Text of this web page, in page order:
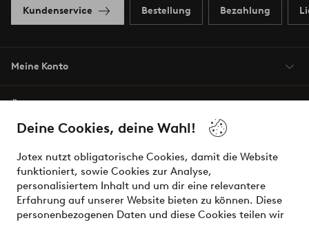
Deine Cookies, deine Wahl!
Jotex nutzt obligatorische Cookies, damit die Website
funktioniert, sowie Cookies zur Analyse,
personalisiertem Inhalt und um dir eine relevantere
Erfahrung auf unserer Website bieten zu können. Diese
personenbezogenen Daten und diese Cookies teilen wir
Kundenservice Bestellung Bezahlung
Meine Konto
Bedingungen